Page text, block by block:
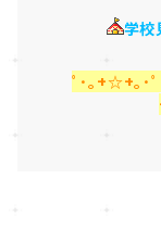
学校
ﾟ･｡+☆+｡･